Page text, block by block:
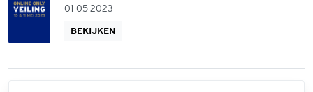
01-05-2023
BEKIJKEN